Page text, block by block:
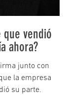
que vendió
ahora?
junto con
la empresa
su parte.